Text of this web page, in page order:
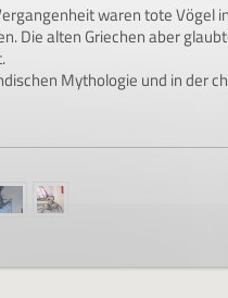
waren tote Vögel
Die alten Griechen aber
Mythologie und in der